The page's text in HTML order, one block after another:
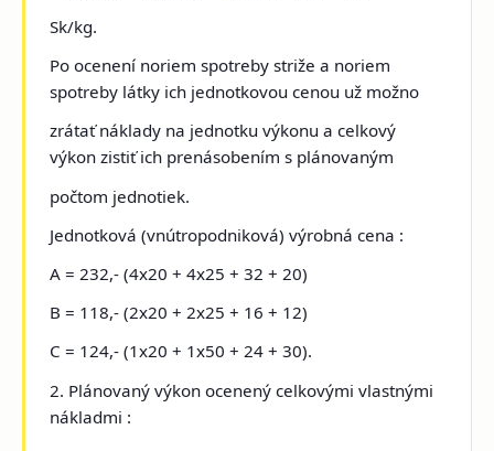
Sk/kg.
Po ocenení noriem spotreby striže a noriem
spotreby látky ich jednotkovou cenou už možno
zrátať náklady na jednotku výkonu a celkový
výkon zistiť ich prenásobením s plánovaným
počtom jednotiek.
Jednotková (vnútropodniková) výrobná cena :
A = 232,- (4x20 + 4x25 + 32 + 20)
B = 118,- (2x20 + 2x25 + 16 + 12)
C = 124,- (1x20 + 1x50 + 24 + 30).
2. Plánovaný výkon ocenený celkovými vlastnými
nákladmi :